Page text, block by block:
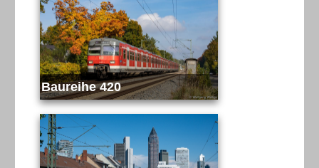
Baureihe 420